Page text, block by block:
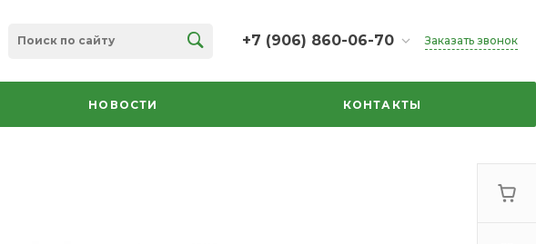
+7 (906) 860-06-70
+7 (906) 860-06-70
г. Челябинск, ТК Кольцо,
секция 35
Заказать звонок
НОВОСТИ КОНТАКТЫ